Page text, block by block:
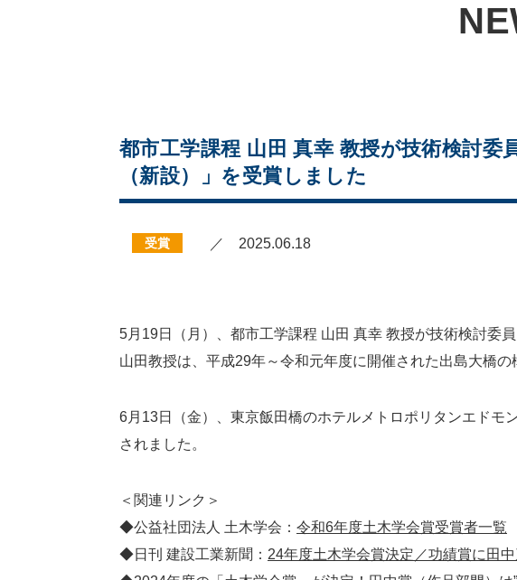
都市工学課程 山田 真幸 教授が技術検討委
（新設）」を受賞しました
受賞 ／ 2025.06.18
5月19日（月）、都市工学課程 山田 真幸 教授が技術検討委
山田教授は、平成29年～令和元年度に開催された出島大橋
6月13日（金）、東京飯田橋のホテルメトロポリタンエドモ
されました。
＜関連リンク＞
◆公益社団法人 土木学会： 令和6年度土木学会賞受賞者一覧
◆日刊 建設工業新聞： 24年度土木学会賞決定／功績賞に田